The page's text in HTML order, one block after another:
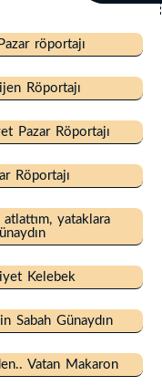
röportajı
Röportajı
Pazar Röportajı
Röportajı
yataklara
Kelebek
Sabah Günaydın
Vatan Makaron